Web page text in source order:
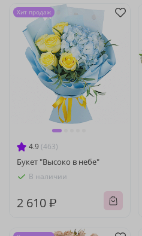
4.9 (463)
Букет "Высоко в небе"
В наличии
2 610 ₽
Хит продаж